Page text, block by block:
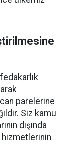
parelerine
Siz kamu
dışında